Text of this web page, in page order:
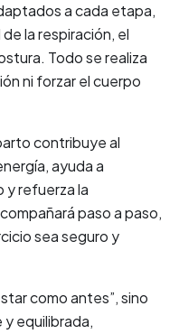
a cada etapa,
la respiración, el
Todo se realiza
ni forzar el cuerpo
contribuye al
ayuda a
y refuerza la
paso a paso,
sea seguro y
como antes”, sino
equilibrada,